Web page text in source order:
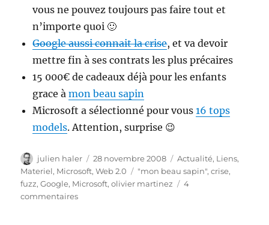
vous ne pouvez toujours pas faire tout et
n’importe quoi 🙂
Google aussi connait la crise, et va devoir
mettre fin à ses contrats les plus précaires
15 000€ de cadeaux déjà pour les enfants
grace àmon beau sapin
Microsoft a sélectionné pour vous16 tops
models. Attention, surprise 😉
Auteur
julien haler
Publié
le
28 novembre 2008 Catégories
Actualité, Liens,
Materiel, Microsoft,Web 2.0 Étiquettes
"mon beau sapin",crise,
fuzz,Google, Microsoft,olivier martinez
4
commentairessur